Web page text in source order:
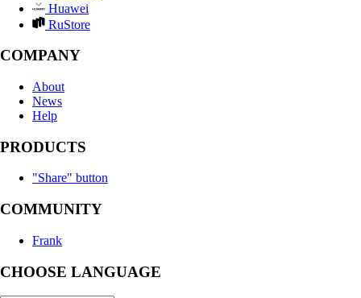
Huawei
RuStore
COMPANY
About
News
Help
PRODUCTS
"Share" button
COMMUNITY
Frank
CHOOSE LANGUAGE